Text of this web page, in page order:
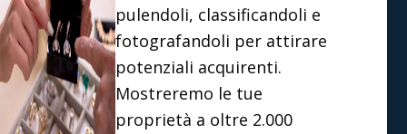
pulendoli, classificandoli e
fotografandoli per attirare
potenziali acquirenti.
Mostreremo le tue
proprietà a oltre 2.000